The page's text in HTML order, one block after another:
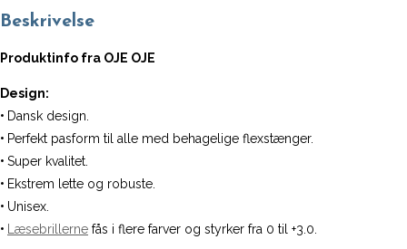
(Model
antal
Beskrivelse
Produktinfo fra OJE OJE
Design:
• Dansk design.
• Perfekt pasform til alle med behagelige flexstænger.
• Super kvalitet.
• Ekstrem lette og robuste.
• Unisex.
• Læsebrillerne fås i flere farver og styrker fra 0 til +3.0.